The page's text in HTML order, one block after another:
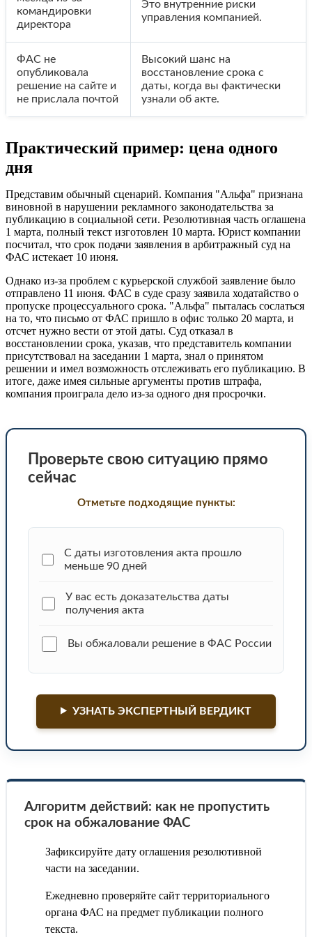
командировки
директора
Это внутренние риски
управления компанией.
ФАС не
опубликовала
решение на сайте и
не прислала почтой
Высокий шанс на
восстановление срока с
даты, когда вы фактически
узнали об акте.
Практический пример: цена одного
дня
Представим обычный сценарий. Компания "Альфа" признана
виновной в нарушении рекламного законодательства за
публикацию в социальной сети. Резолютивная часть оглашена
1 марта, полный текст изготовлен 10 марта. Юрист компании
посчитал, что срок подачи заявления в арбитражный суд на
ФАС истекает 10 июня.
Однако из-за проблем с курьерской службой заявление было
отправлено 11 июня. ФАС в суде сразу заявила ходатайство о
пропуске процессуального срока. "Альфа" пыталась сослаться
на то, что письмо от ФАС пришло в офис только 20 марта, и
отсчет нужно вести от этой даты. Суд отказал в
восстановлении срока, указав, что представитель компании
присутствовал на заседании 1 марта, знал о принятом
решении и имел возможность отслеживать его публикацию. В
итоге, даже имея сильные аргументы против штрафа,
компания проиграла дело из-за одного дня просрочки.
Проверьте свою ситуацию прямо
сейчас
Отметьте подходящие пункты:
С даты изготовления акта прошло
меньше 90 дней
У вас есть доказательства даты
получения акта
Вы обжаловали решение в ФАС России
УЗНАТЬ ЭКСПЕРТНЫЙ ВЕРДИКТ
Алгоритм действий: как не пропустить
срок на обжалование ФАС
Зафиксируйте дату оглашения резолютивной
части на заседании.
Ежедневно проверяйте сайт территориального
органа ФАС на предмет публикации полного
текста.